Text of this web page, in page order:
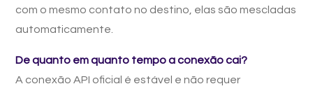
com o mesmo contato no destino, elas são mescladas
automaticamente.
De quanto em quanto tempo a conexão cai?
A conexão API oficial é estável e não requer